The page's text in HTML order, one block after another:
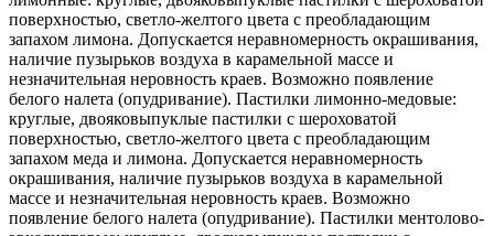
поверхностью, светло-желтого цвета с преобладающим
запахом лимона. Допускается неравномерность окрашивания,
наличие пузырьков воздуха в карамельной массе и
незначительная неровность краев. Возможно появление
белого налета (опудривание). Пастилки лимонно-медовые:
круглые, двояковыпуклые пастилки с шероховатой
поверхностью, светло-желтого цвета с преобладающим
запахом меда и лимона. Допускается неравномерность
окрашивания, наличие пузырьков воздуха в карамельной
массе и незначительная неровность краев. Возможно
появление белого налета (опудривание). Пастилки ментолово-